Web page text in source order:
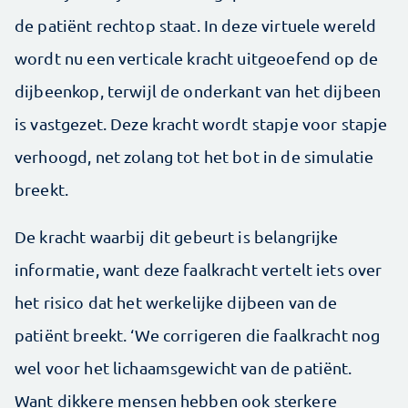
de patiënt rechtop staat. In deze virtuele wereld
wordt nu een verticale kracht uitgeoefend op de
dijbeenkop, terwijl de onderkant van het dijbeen
is vastgezet. Deze kracht wordt stapje voor stapje
verhoogd, net zolang tot het bot in de simulatie
breekt.
De kracht waarbij dit gebeurt is belangrijke
informatie, want deze faalkracht vertelt iets over
het risico dat het werkelijke dijbeen van de
patiënt breekt. ‘We corrigeren die faalkracht nog
wel voor het lichaamsgewicht van de patiënt.
Want dikkere mensen hebben ook sterkere